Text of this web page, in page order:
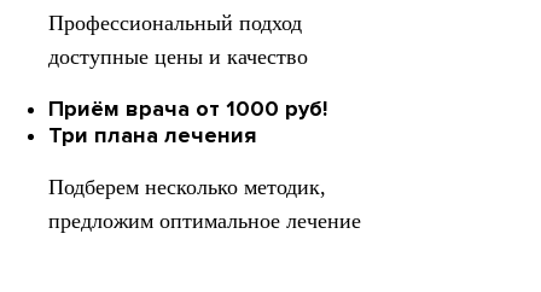
Профессиональный подход
доступные цены и качество
Приём врача от 1000 руб!
Три плана лечения
Подберем несколько методик,
предложим оптимальное лечение